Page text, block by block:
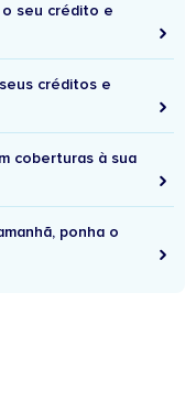
seu crédito e
créditos e
coberturas à sua
ponha o